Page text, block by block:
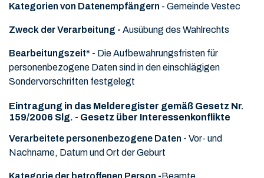
Kategorien von Datenempfängern - Gemeinde Vestec
Zweck der Verarbeitung - Ausübung des Wahlrechts
Bearbeitungszeit* - Die Aufbewahrungsfristen für
personenbezogene Daten sind in den einschlägigen
Sondervorschriften festgelegt
Eintragung in das Melderegister gemäß Gesetz Nr.
159/2006 Slg. - Gesetz über Interessenkonflikte
Verarbeitete personenbezogene Daten - Vor- und
Nachname, Datum und Ort der Geburt
Kategorie der betroffenen Person -Beamte